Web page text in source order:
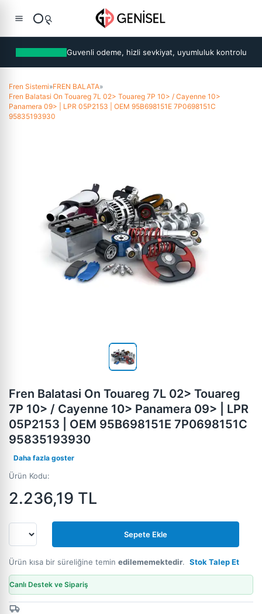
Guvenli odeme, hizli sevkiyat, uyumluluk kontrolu
Fren Sistemi»FREN BALATA»
Fren Balatasi On Touareg 7L 02> Touareg 7P 10> / Cayenne 10>
Panamera 09> | LPR 05P2153 | OEM 95B698151E 7P0698151C
95835193930
Fren Balatasi On Touareg 7L 02> Touareg
7P 10> / Cayenne 10> Panamera 09> | LPR
05P2153 | OEM 95B698151E 7P0698151C
95835193930
Daha fazla goster
Ürün Kodu:
2.236,19 TL
Sepete Ekle
Ürün kısa bir süreliğine temin edilememektedir. Stok Talep Et
Canlı Destek ve Sipariş